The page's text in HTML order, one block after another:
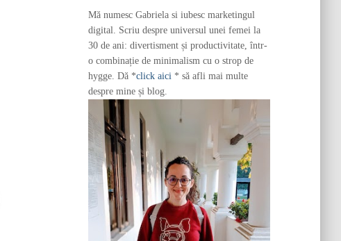
:Mă numesc Gabriela si iubesc marketingul
digital. Scriu despre universul unei femei la
30 de ani: divertisment și productivitate, într-
o combinație de minimalism cu o strop de
hygge. Dă *click aici * să afli mai multe
despre mine și blog.